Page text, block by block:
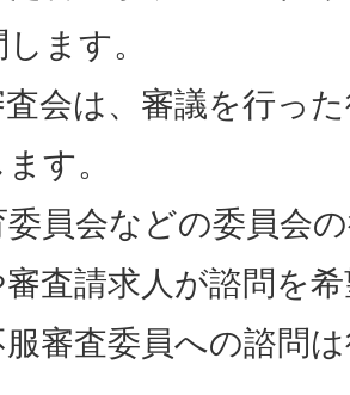
ます。
会は、審議を行っ
す。
員会などの委員会
査請求人が諮問を
審査委員への諮問